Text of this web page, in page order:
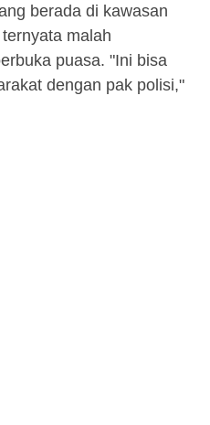
berada di kawasan
malah
puasa. "Ini bisa
dengan pak polisi,"